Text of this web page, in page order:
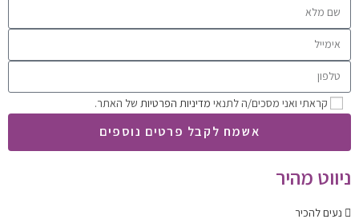
קראתי ואני מסכים/ה לתנאי מדיניות הפרטיות של האתר.
אשמח לקבל פרטים נוספים
ניווט מהיר
נעים להכיר